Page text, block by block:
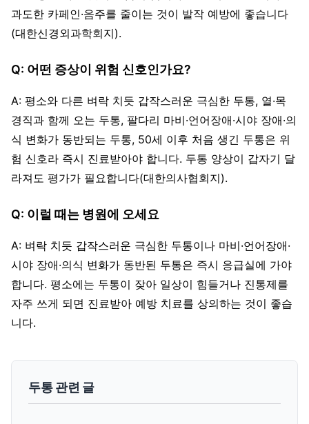
과도한 카페인·음주를 줄이는 것이 발작 예방에 좋습니다
(대한신경외과학회지).
Q: 어떤 증상이 위험 신호인가요?
A: 평소와 다른 벼락 치듯 갑작스러운 극심한 두통, 열·목
경직과 함께 오는 두통, 팔다리 마비·언어장애·시야 장애·의
식 변화가 동반되는 두통, 50세 이후 처음 생긴 두통은 위
험 신호라 즉시 진료받아야 합니다. 두통 양상이 갑자기 달
라져도 평가가 필요합니다(대한의사협회지).
Q: 이럴 때는 병원에 오세요
A: 벼락 치듯 갑작스러운 극심한 두통이나 마비·언어장애·
시야 장애·의식 변화가 동반된 두통은 즉시 응급실에 가야
합니다. 평소에는 두통이 잦아 일상이 힘들거나 진통제를
자주 쓰게 되면 진료받아 예방 치료를 상의하는 것이 좋습
니다.
두통 관련 글